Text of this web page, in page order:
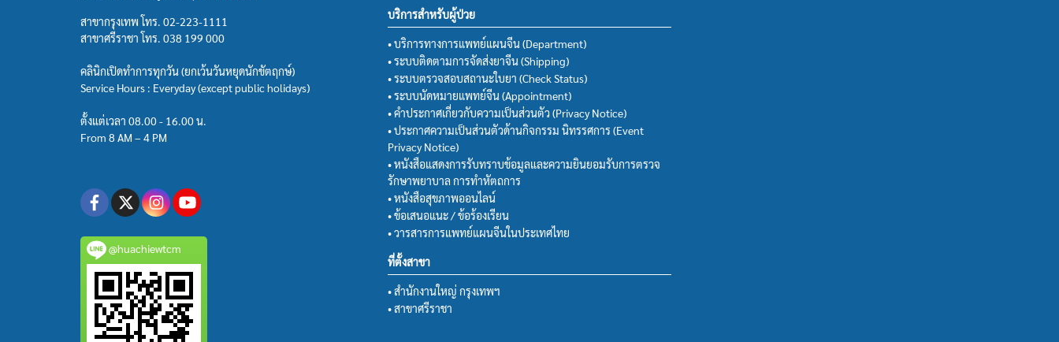
สาขากรุงเทพ โทร. 02-223-1111
สาขาศรีราชา โทร. 038 199 000
คลินิกเปิดทำการทุกวัน (ยกเว้นวันหยุดนักขัตฤกษ์)
Service Hours : Everyday (except public holidays)
ตั้งแต่เวลา 08.00 - 16.00 น.
From 8 AM – 4 PM
@huachiewtcm
บริการสำหรับผู้ป่วย
• บริการทางการแพทย์แผนจีน (Department)
• ระบบติดตามการจัดส่งยาจีน (Shipping)
• ระบบตรวจสอบสถานะใบยา (Check Status)
• ระบบนัดหมายแพทย์จีน (Appointment)
• คำประกาศเกี่ยวกับความเป็นส่วนตัว (Privacy Notice)
• ประกาศความเป็นส่วนตัวด้านกิจกรรม นิทรรศการ (Event
Privacy Notice)
• หนังสือแสดงการรับทราบข้อมูลและความยินยอมรับการตรวจ
รักษาพยาบาล การทำหัตถการ
• หนังสือสุขภาพออนไลน์
• ข้อเสนอแนะ / ข้อร้องเรียน
• วารสารการแพทย์แผนจีนในประเทศไทย
ที่ตั้งสาขา
• สำนักงานใหญ่ กรุงเทพฯ
• สาขาศรีราชา